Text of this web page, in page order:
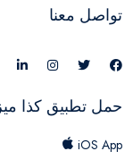
تواصل معنا
حمل تطبيق كذا
iOS App